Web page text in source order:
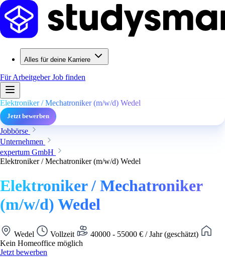
Alles für deine Karriere
Für ArbeitgeberJob finden
Elektroniker / Mechatroniker (m/w/d) Wedel
Jetzt bewerben
Jobbörse
Unternehmen
expertum GmbH
Elektroniker / Mechatroniker (m/w/d) Wedel
Elektroniker / Mechatroniker
(m/w/d) Wedel
Wedel Vollzeit
40000 - 55000 € / Jahr (geschätzt)
Kein Homeoffice möglich
Jetzt bewerben